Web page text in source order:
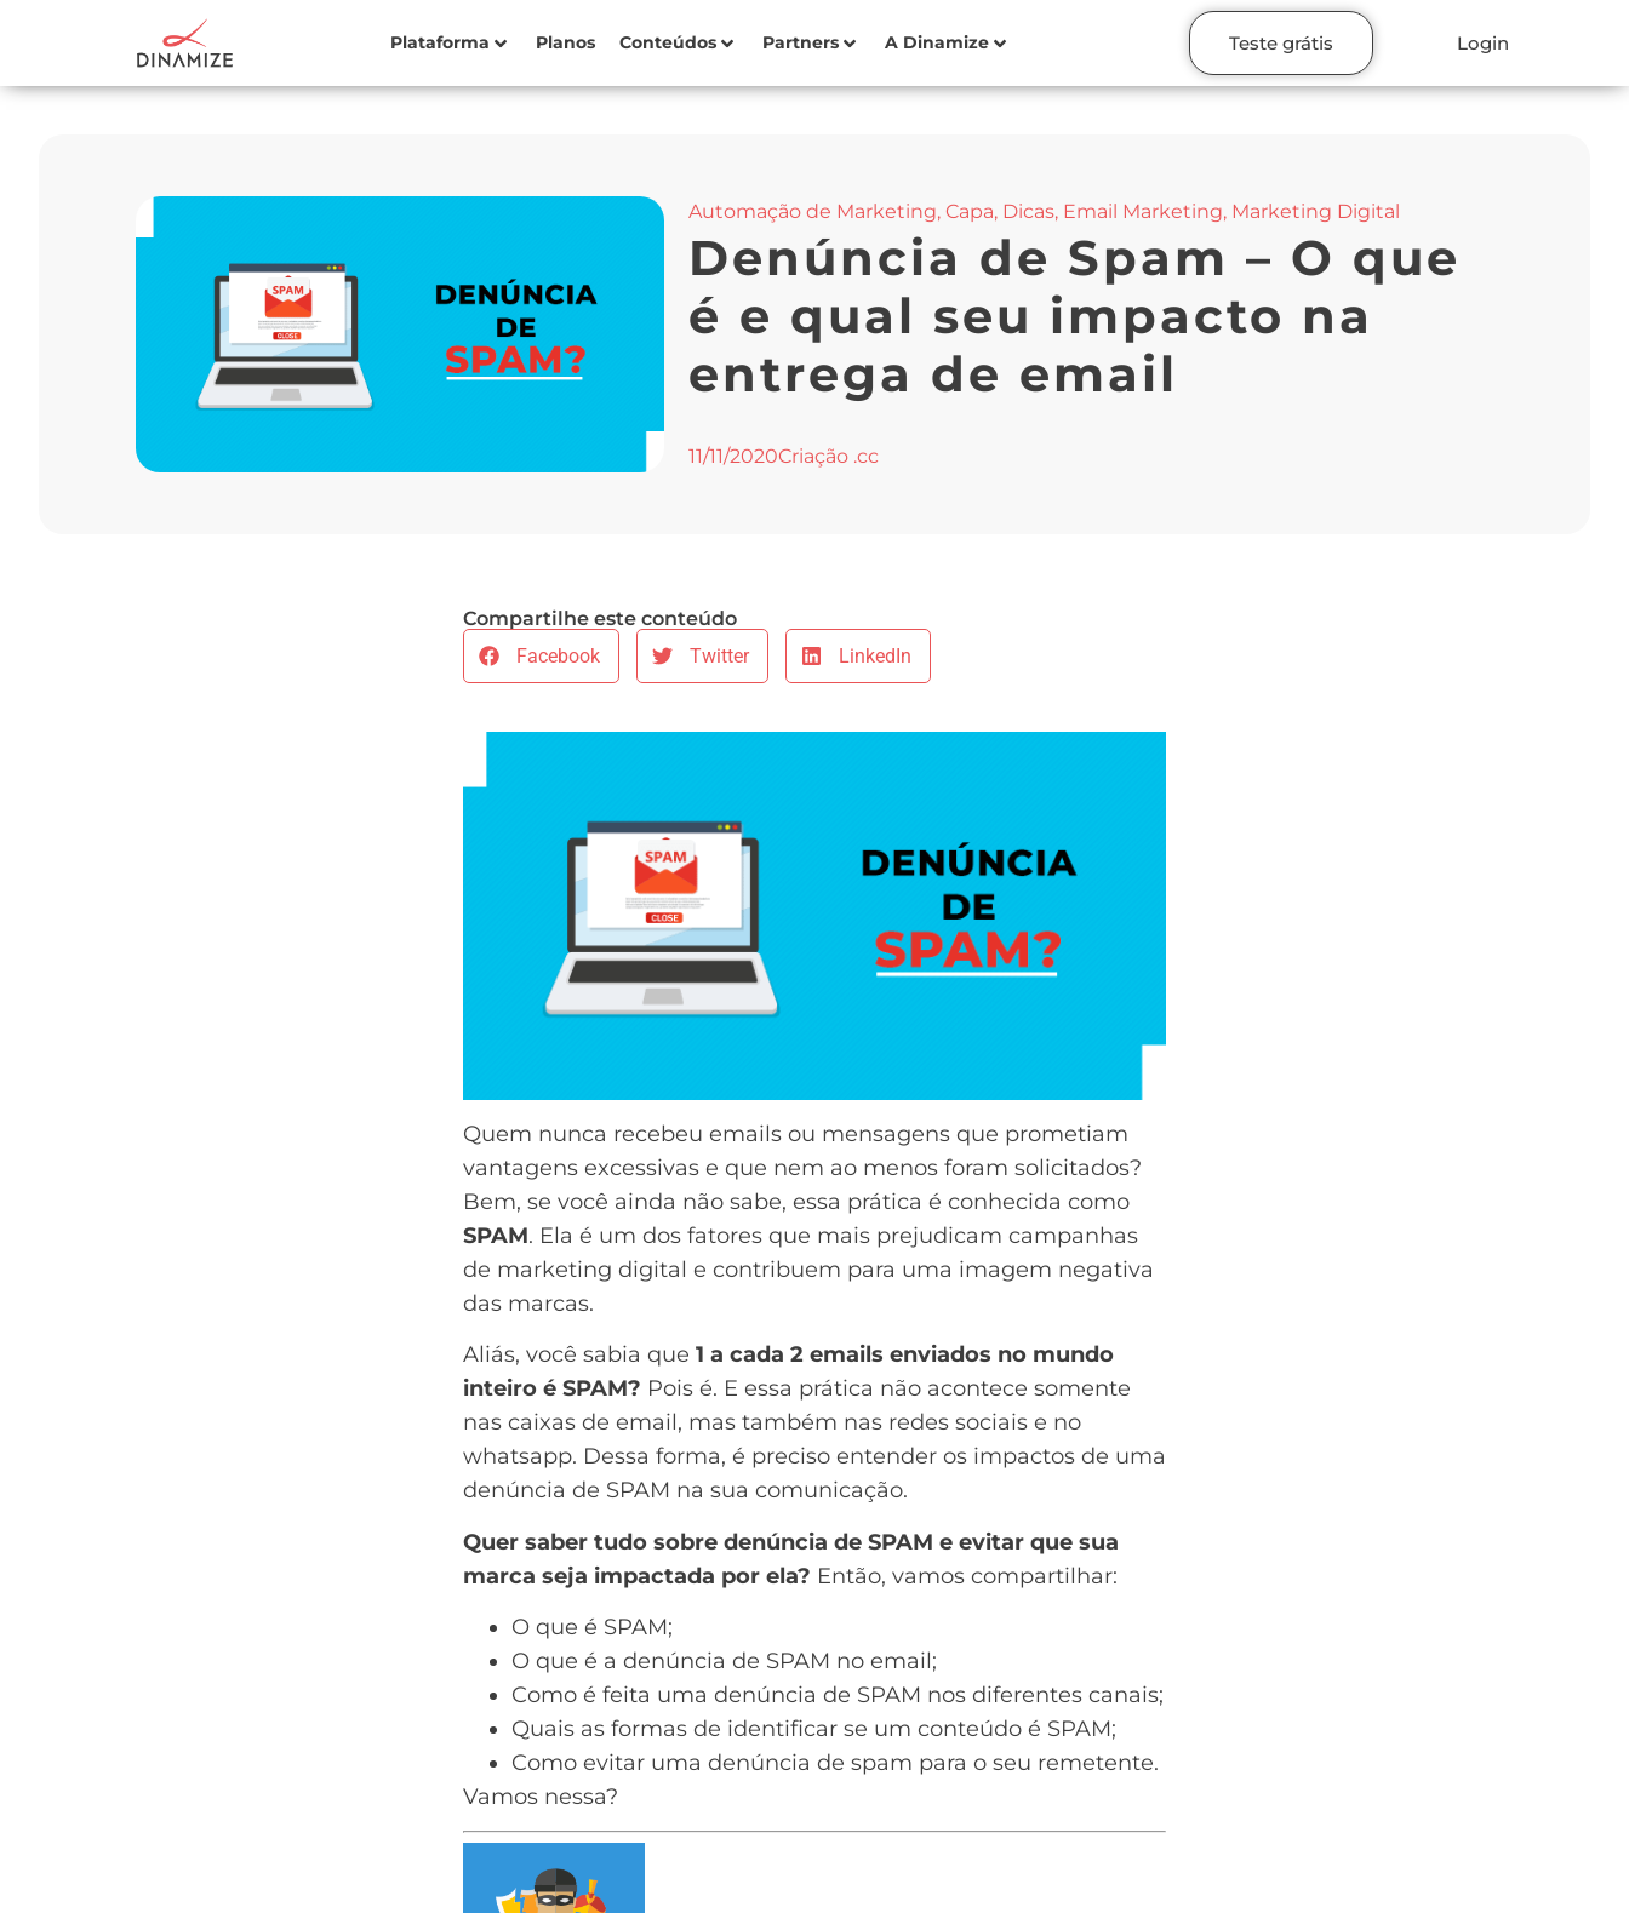
Plataforma Planos Conteúdos Partners A Dinamize Teste grátis Login
Automação de Marketing, Capa, Dicas, Email Marketing, Marketing Digital
Denúncia de Spam – O que
é e qual seu impacto na
entrega de email
11/11/2020Criação .cc
Compartilhe este conteúdo
Facebook
Twitter LinkedIn
Quem nunca recebeu emails ou mensagens que prometiam
vantagens excessivas e que nem ao menos foram solicitados?
Bem, se você ainda não sabe, essa prática é conhecida como
SPAM. Ela é um dos fatores que mais prejudicam campanhas
de marketing digital e contribuem para uma imagem negativa
das marcas.
Aliás, você sabia que 1 a cada 2 emails enviados no mundo
inteiro é SPAM? Pois é. E essa prática não acontece somente
nas caixas de email, mas também nas redes sociais e no
whatsapp. Dessa forma, é preciso entender os impactos de uma
denúncia de SPAM na sua comunicação.
Quer saber tudo sobre denúncia de SPAM e evitar que sua
marca seja impactada por ela? Então, vamos compartilhar:
O que é SPAM;
O que é a denúncia de SPAM no email;
Como é feita uma denúncia de SPAM nos diferentes canais;
Quais as formas de identificar se um conteúdo é SPAM;
Como evitar uma denúncia de spam para o seu remetente.
Vamos nessa?